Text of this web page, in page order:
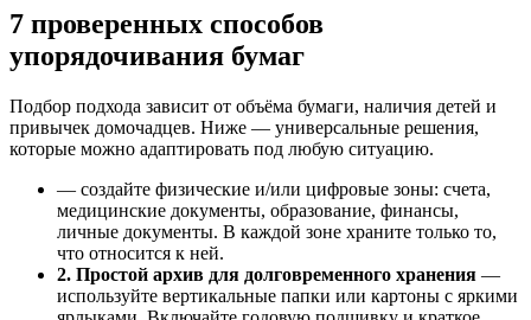
7 проверенных способов
упорядочивания бумаг
Подбор подхода зависит от объёма бумаги, наличия детей и
привычек домочадцев. Ниже — универсальные решения,
которые можно адаптировать под любую ситуацию.
— создайте физические и/или цифровые зоны: счета,
медицинские документы, образование, финансы,
личные документы. В каждой зоне храните только то,
что относится к ней.
2. Простой архив для долговременного хранения —
используйте вертикальные папки или картоны с яркими